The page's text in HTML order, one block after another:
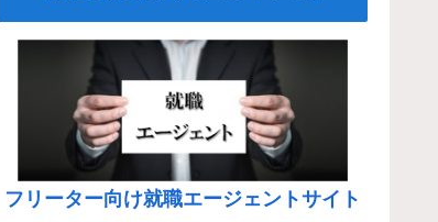
フリーター向け就職エージェントサイト